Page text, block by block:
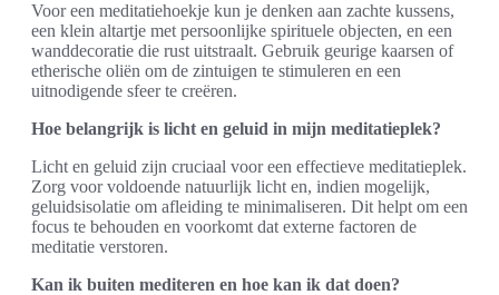
Voor een meditatiehoekje kun je denken aan zachte kussens,
een klein altartje met persoonlijke spirituele objecten, en een
wanddecoratie die rust uitstraalt. Gebruik geurige kaarsen of
etherische oliën om de zintuigen te stimuleren en een
uitnodigende sfeer te creëren.
Hoe belangrijk is licht en geluid in mijn meditatieplek?
Licht en geluid zijn cruciaal voor een effectieve meditatieplek.
Zorg voor voldoende natuurlijk licht en, indien mogelijk,
geluidsisolatie om afleiding te minimaliseren. Dit helpt om een
focus te behouden en voorkomt dat externe factoren de
meditatie verstoren.
Kan ik buiten mediteren en hoe kan ik dat doen?